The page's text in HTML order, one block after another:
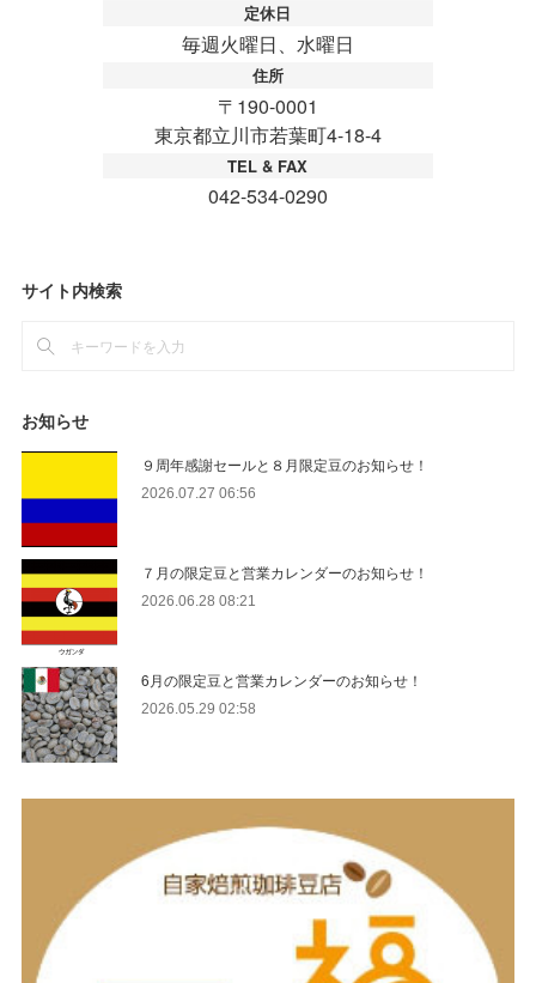
サイト内検索
お知らせ
９周年感謝セールと８月限定豆のお知らせ！
2026.07.27 06:56
７月の限定豆と営業カレンダーのお知らせ！
2026.06.28 08:21
6月の限定豆と営業カレンダーのお知らせ！
2026.05.29 02:58